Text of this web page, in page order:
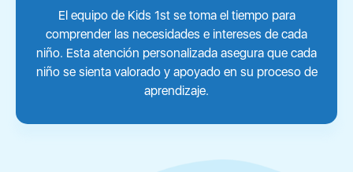
El equipo de Kids 1st se toma el tiempo para
comprender las necesidades e intereses de cada
niño. Esta atención personalizada asegura que cada
niño se sienta valorado y apoyado en su proceso de
aprendizaje.